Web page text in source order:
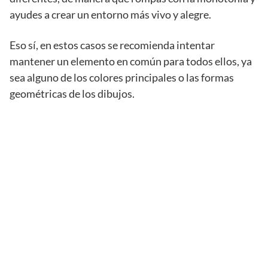
ayudes a crear un entorno más vivo y alegre.
Eso sí, en estos casos se recomienda intentar
mantener un elemento en común para todos ellos, ya
sea alguno de los colores principales o las formas
geométricas de los dibujos.